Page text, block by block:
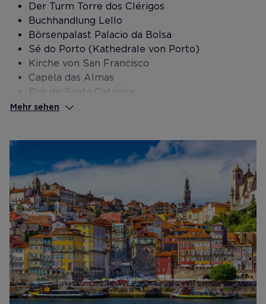
Der Turm Torre dos Clérigos
Buchhandlung Lello
Börsenpalast Palacio da Bolsa
Sé do Porto (Kathedrale von Porto)
Kirche von San Francisco
Capela das Almas
Rua de Santa Catarina
Bolhao-Markt
Mehr sehen